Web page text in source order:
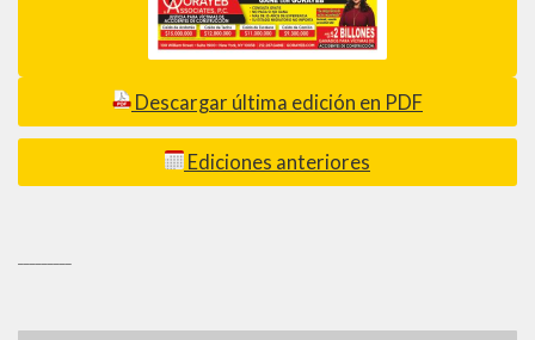
Descargar última edición en PDF
Ediciones anteriores